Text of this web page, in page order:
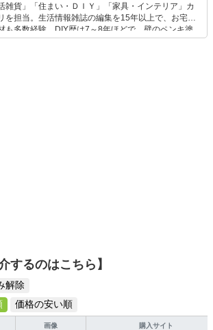
雑貨」「住まい・ＤＩＹ」「家具・インテリア」カ
を担当。生活情報雑誌の編集を15年以上で、お宅訪
も多数経験。DIY歴は7～8年ほどで、壁のペンキ塗
紙チェンジなどもチャレンジ済み。初心者でもモノ
するのはこちら】
解除
価格の安い順
画像 購入サイト